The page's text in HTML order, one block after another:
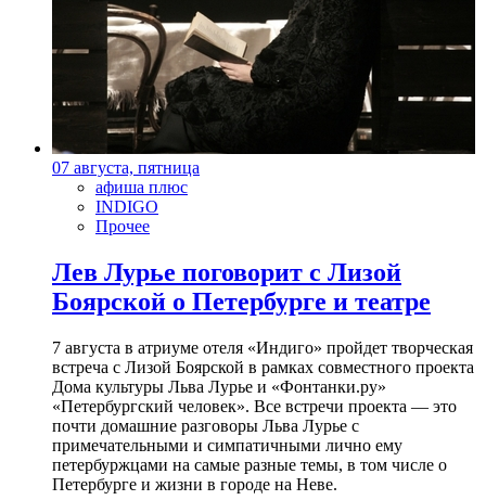
07 августа, пятница
афиша плюс
INDIGO
Прочее
Лев Лурье поговорит с Лизой
Боярской о Петербурге и театре
7 августа в атриуме отеля «Индиго» пройдет творческая
встреча с Лизой Боярской в рамках совместного проекта
Дома культуры Льва Лурье и «Фонтанки.ру»
«Петербургский человек». Все встречи проекта — это
почти домашние разговоры Льва Лурье с
примечательными и симпатичными лично ему
петербуржцами на самые разные темы, в том числе о
Петербурге и жизни в городе на Неве.